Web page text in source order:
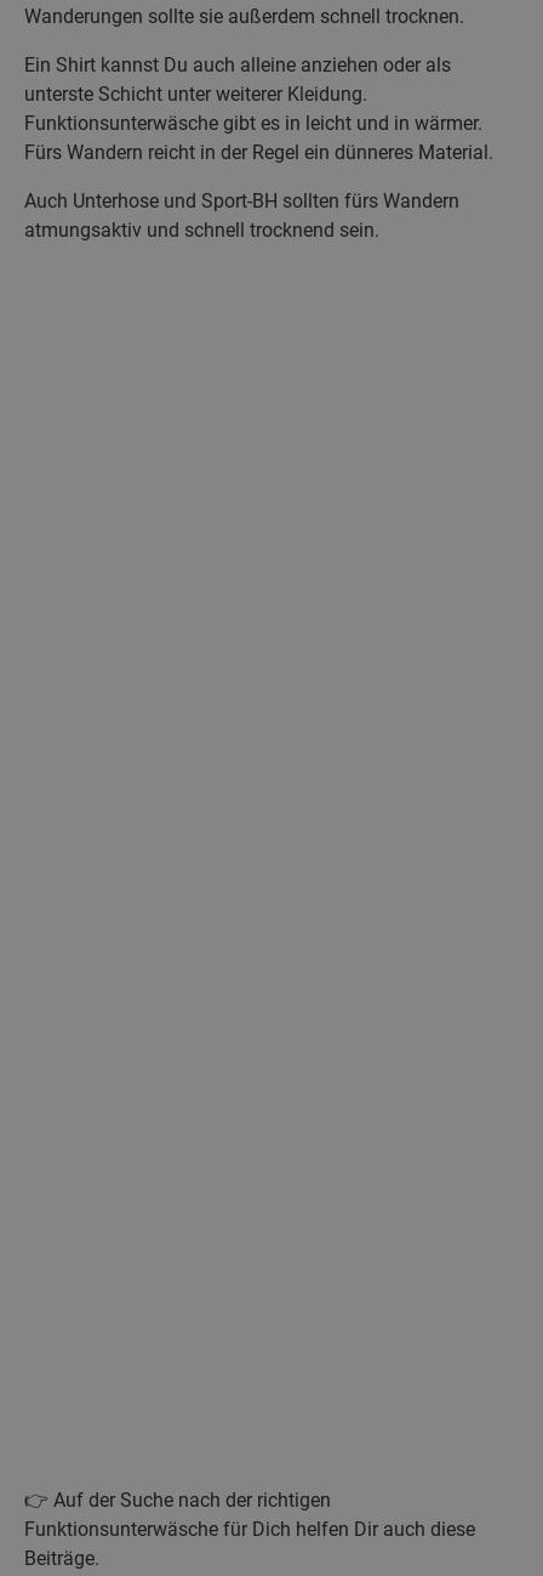
Wanderungen sollte sie außerdem schnell trocknen.
Ein Shirt kannst Du auch alleine anziehen oder als
unterste Schicht unter weiterer Kleidung.
Funktionsunterwäsche gibt es in leicht und in wärmer.
Fürs Wandern reicht in der Regel ein dünneres Material.
Auch Unterhose und Sport-BH sollten fürs Wandern
atmungsaktiv und schnell trocknend sein.
👉 Auf der Suche nach der richtigen
Funktionsunterwäsche für Dich helfen Dir auch diese
Beiträge.